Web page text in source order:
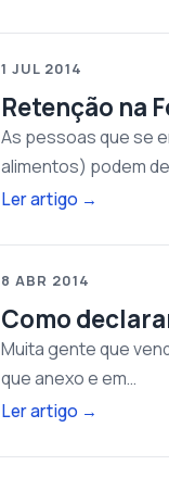
1 JUL 2014
Retenção na
As pessoas que se
alimentos) podem
Ler artigo →
8 ABR 2014
Como
Muita gente que
que anexo e em…
Ler artigo →